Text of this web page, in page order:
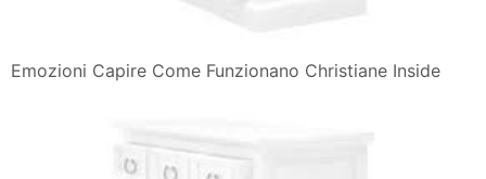
Emozioni Capire Come Funzionano Christiane Inside